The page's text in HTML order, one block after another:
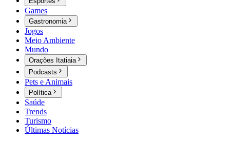
Games
Gastronomia
Jogos
Meio Ambiente
Mundo
Orações Itatiaia
Podcasts
Pets e Animais
Política
Saúde
Trends
Turismo
Últimas Notícias